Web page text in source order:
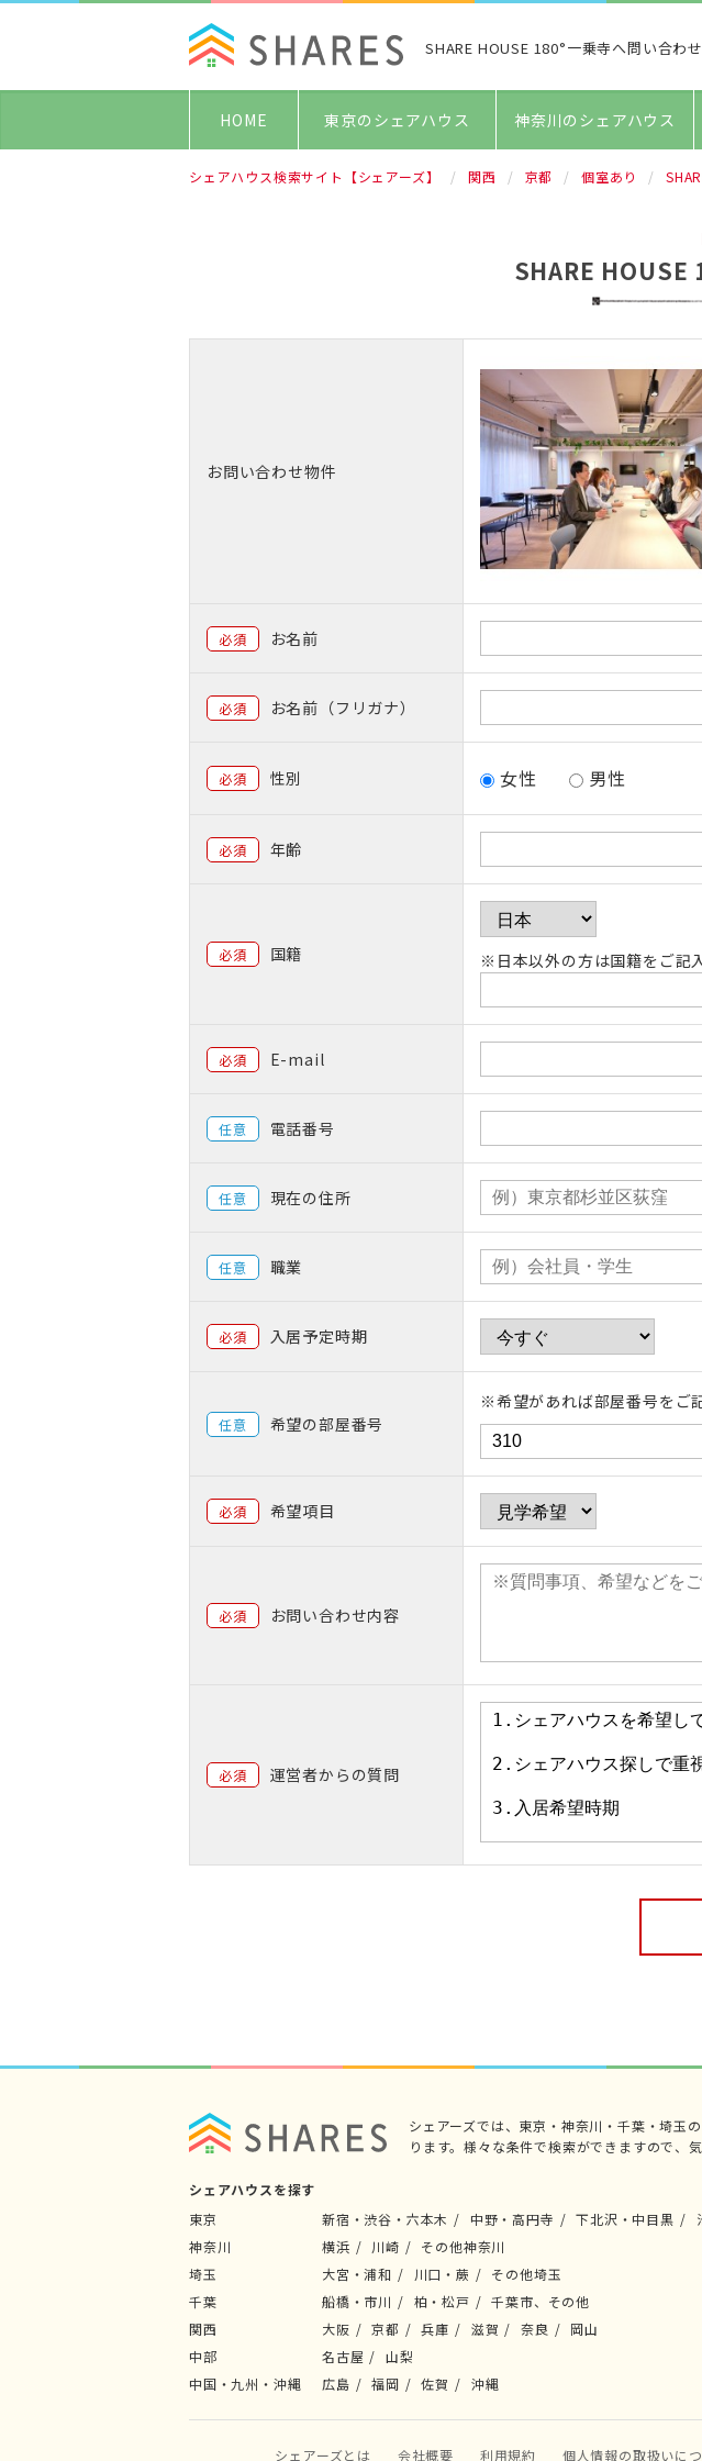
SHARE HOUSE 180°一乗寺へ問い合わせ
HOME 東京のシェアハウス 神奈川のシェアハウス
シェアハウス検索サイト【シェアーズ】 関西 京都 個室あり
SHARE HOUSE
お問い合わせ物件
必須 お名前
必須 お名前（フリガナ）
必須 性別 女性 男性
必須 年齢
必須 国籍 ※日本以外の方は国籍をご記
必須 E-mail
任意 電話番号
任意 現在の住所
任意 職業
必須 入居予定時期
任意 希望の部屋番号
※希望があれば部屋番号をご
必須 希望項目
必須 お問い合わせ内容
必須 運営者からの質問
シェアーズでは、東京・神奈川・千葉・埼玉
ります。様々な条件で検索ができますので、
シェアハウスを探す
東京
新宿・渋谷・六本木 中野・高円寺 下北沢・中目黒
神奈川
横浜 川崎
その他神奈川
埼玉
大宮・浦和 川口・蕨
その他埼玉
千葉
船橋・市川 柏・松戸
千葉市、その他
関西
大阪 京都 兵庫 滋賀 奈良
岡山
中部
名古屋
山梨
中国・九州・沖縄
広島 福岡 佐賀 沖縄
シェアーズとは 会社概要 利用規約 個人情報の取扱いに